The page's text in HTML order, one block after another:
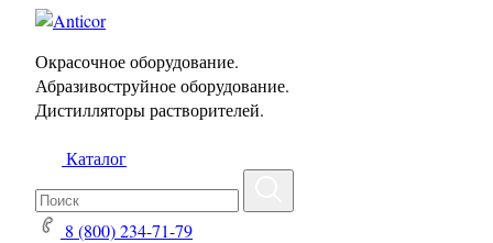
Окрасочное оборудование.
Абразивоструйное оборудование.
Дистилляторы растворителей.
Каталог
8 (800) 234-71-79